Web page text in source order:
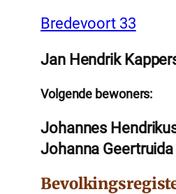
Bredevoort 33
Jan Hendrik
Volgende bewoners:
Johannes
Johanna